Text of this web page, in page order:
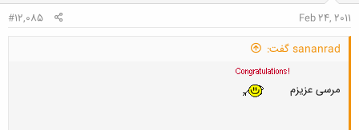
Feb 24, 2011
#12,085
sananrad گفت:
مرسی عزیزم